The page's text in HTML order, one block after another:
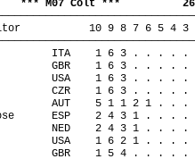
*** M07 Colt ***
10 9 8 7 6 5 4 3
ITA 1 6 3 . . . . .
GBR 1 6 3 . . . . .
USA 1 6 3 . . . . .
CZR 1 6 3 . . . . .
AUT 5 1 1 2 1 . .
ESP 2 4 3 1 . . .
NED 2 4 3 1 . . .
USA 1 6 2 1 . . .
GBR 1 5 4 . . . . .